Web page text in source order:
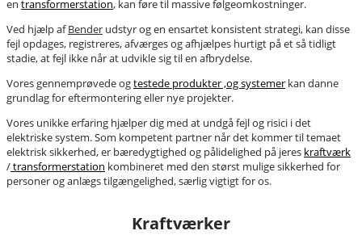
en transformerstation, kan føre til massive følgeomkostninger.
Ved hjælp afBender udstyr og en ensartet konsistent strategi, kan disse
fejl opdages, registreres, afværges og afhjælpes hurtigt på et så tidligt
stadie, at fejl ikke når at udvikle sig til en afbrydelse.
Vores gennemprøvede ogtestede produkter ,og systemer kan danne
grundlag for eftermontering eller nye projekter.
Vores unikke erfaring hjælper dig med at undgå fejl og risici i det
elektriske system. Som kompetent partner når det kommer til temaet
elektrisk sikkerhed, er bæredygtighed og pålidelighed på jeres kraftværk
/transformerstation kombineret med den størst mulige sikkerhed for
personer og anlægs tilgængelighed, særlig vigtigt for os.
Kraftværker